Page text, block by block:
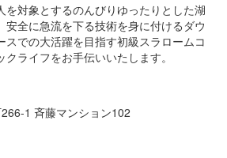
を対象とするのんびりゆったりとした湖
安全に急流を下る技術を身に付けるダウ
スでの大活躍を目指す初級スラロームコ
ライフをお手伝いいたします。
1 斉藤マンション102